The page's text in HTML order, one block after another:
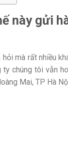
này gửi
mà rất nhiều
ty chúng tôi vẫn
Mai, TP Hà